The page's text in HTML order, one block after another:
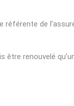
de
renouvelé